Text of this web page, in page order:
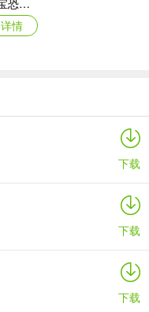
宝宝恐龙家园ios版
详情
鹅鸭杀苹果版
下载
下载
下载